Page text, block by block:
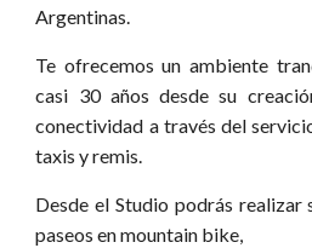
Argentinas.
Te ofrecemos un ambiente
casi 30 años desde su
conectividad a través del
taxis y remis.
Desde el Studio podrás realizar
paseos en mountain bike,